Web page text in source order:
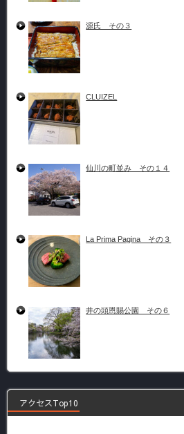
源氏 その３
CLUIZEL
仙川の町並み その１４
La Prima Pagina その３
井の頭恩賜公園 その６
アクセスTop10